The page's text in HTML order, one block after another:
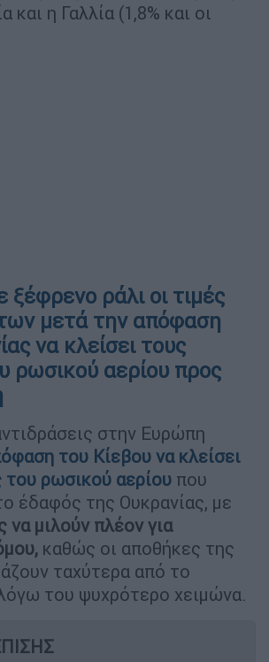
και η Γαλλία (1,8% και οι
ξέφρενο ράλι οι τιμές
μετά την απόφαση
να κλείσει τους
ρωσικού αερίου προς
στην Ευρώπη
του Κίεβου να κλείσει
ρωσικού αερίου που
έδαφός της Ουκρανίας, με
να μιλούν πλέον για
καθώς οι αποθήκες της
ταχύτερα από το
του ψυχρότερο χειμώνα.